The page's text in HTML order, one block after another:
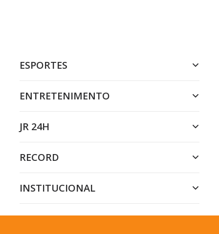
ESPORTES
ENTRETENIMENTO
JR 24H
RECORD
INSTITUCIONAL